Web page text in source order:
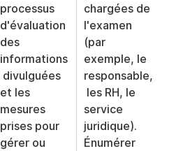
processus
d'évaluation
des
informations
divulguées
et les
mesures
prises pour
gérer ou
chargées de
l'examen
(par
exemple, le
responsable,
les RH, le
service
juridique).
Énumérer